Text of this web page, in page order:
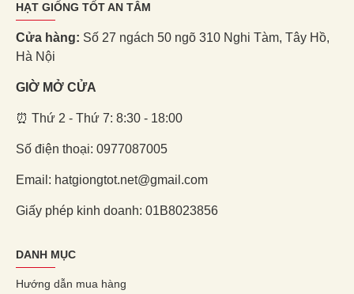
HẠT GIỐNG TỐT AN TÂM
Cửa hàng: Số 27 ngách 50 ngõ 310 Nghi Tàm, Tây Hồ,
Hà Nội
GIỜ MỞ CỬA
⏰ Thứ 2 - Thứ 7: 8:30 - 18:00
Số điện thoại: 0977087005
Email: hatgiongtot.net@gmail.com
Giấy phép kinh doanh: 01B8023856
DANH MỤC
Hướng dẫn mua hàng